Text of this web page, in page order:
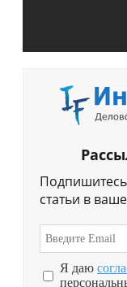
статьи в
Я даю